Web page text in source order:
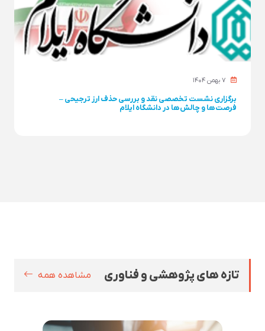
۷ بهمن ۱۴۰۴
برگزاری نشست تخصصی نقد و بررسی حذف ارز ترجیحی –
فرصت‌ها و چالش‌ها در دانشگاه ایلام
تازه های پژوهشی و فناوری مشاهده همه